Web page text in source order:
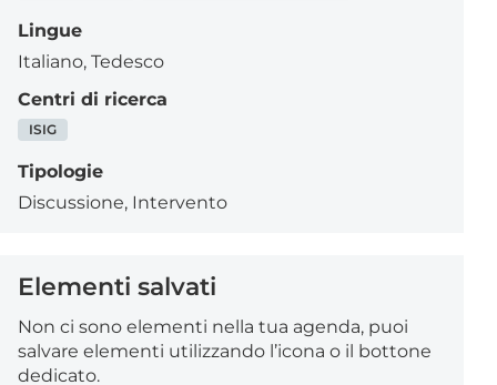
Lingue
Italiano, Tedesco
Centri di ricerca
ISIG
Tipologie
Discussione, Intervento
Elementi salvati
Non ci sono elementi nella tua agenda, puoi
salvare elementi utilizzando l’icona o il bottone
dedicato.